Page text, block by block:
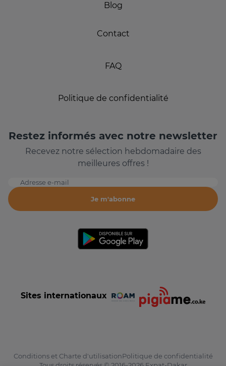
Blog
Contact
FAQ
Politique de confidentialité
Restez informés avec notre newsletter
Recevez notre sélection hebdomadaire des
meilleures offres !
Adresse e-mail
Je m'abonne
Sites internationaux
Conditions et Charte d'utilisationPolitique de confidentialité